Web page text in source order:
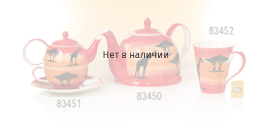
Нет в наличии